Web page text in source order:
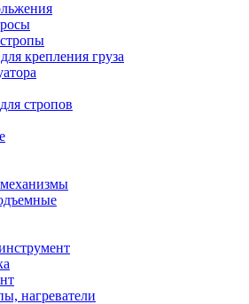
крепления груза
стропов
нагреватели